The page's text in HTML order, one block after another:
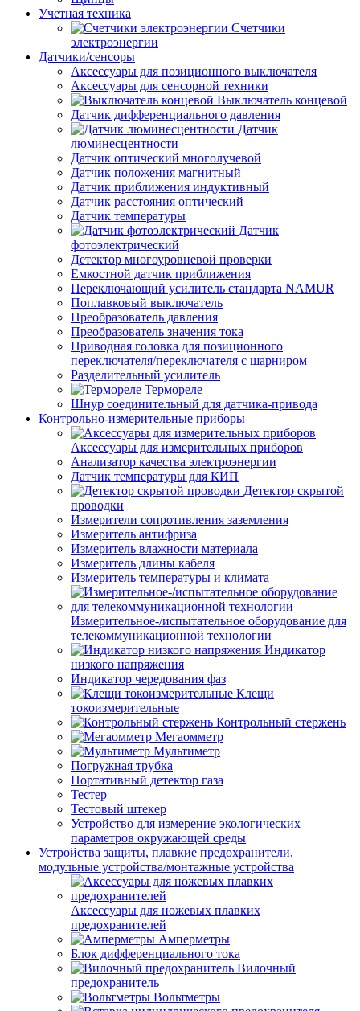
Учетная техника
Счетчики
электроэнергии
Датчики/сенсоры
Аксессуары для позиционного выключателя
Аксессуары для сенсорной техники
Выключатель концевой
Датчик дифференциального давления
Датчик
люминесцентности
Датчик оптический многолучевой
Датчик положения магнитный
Датчик приближения индуктивный
Датчик расстояния оптический
Датчик температуры
Датчик
фотоэлектрический
Детектор многоуровневой проверки
Емкостной датчик приближения
Переключающий усилитель стандарта NAMUR
Поплавковый выключатель
Преобразователь давления
Преобразователь значения тока
Приводная головка для позиционного
переключателя/переключателя с шарниром
Разделительный усилитель
Термореле
Шнур соединительный для датчика-привода
Контрольно-измерительные приборы
Аксессуары для измерительных приборов
Анализатор качества электроэнергии
Датчик температуры для КИП
Детектор скрытой
проводки
Измерители сопротивления заземления
Измеритель антифриза
Измеритель влажности материала
Измеритель длины кабеля
Измеритель температуры и климата
Измерительное-/испытательное оборудование для
телекоммуникационной технологии
Индикатор
низкого напряжения
Индикатор чередования фаз
Клещи
токоизмерительные
Контрольный стержень
Мегаомметр
Мультиметр
Погружная трубка
Портативный детектор газа
Тестер
Тестовый штекер
Устройство для измерение экологических
параметров окружающей среды
Устройства защиты, плавкие предохранители,
модульные устройства/монтажные устройства
Аксессуары для ножевых плавких
предохранителей
Амперметры
Блок дифференциального тока
Вилочный
предохранитель
Вольтметры